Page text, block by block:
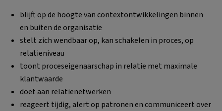
blijft op de hoogte van contextontwikkelingen binnen
en buiten de organisatie
stelt zich wendbaar op, kan schakelen in proces, op
relatieniveau
toont proceseigenaarschap in relatie met maximale
klantwaarde
doet aan relatienetwerken
reageert tijdig, alert op patronen en communiceert over